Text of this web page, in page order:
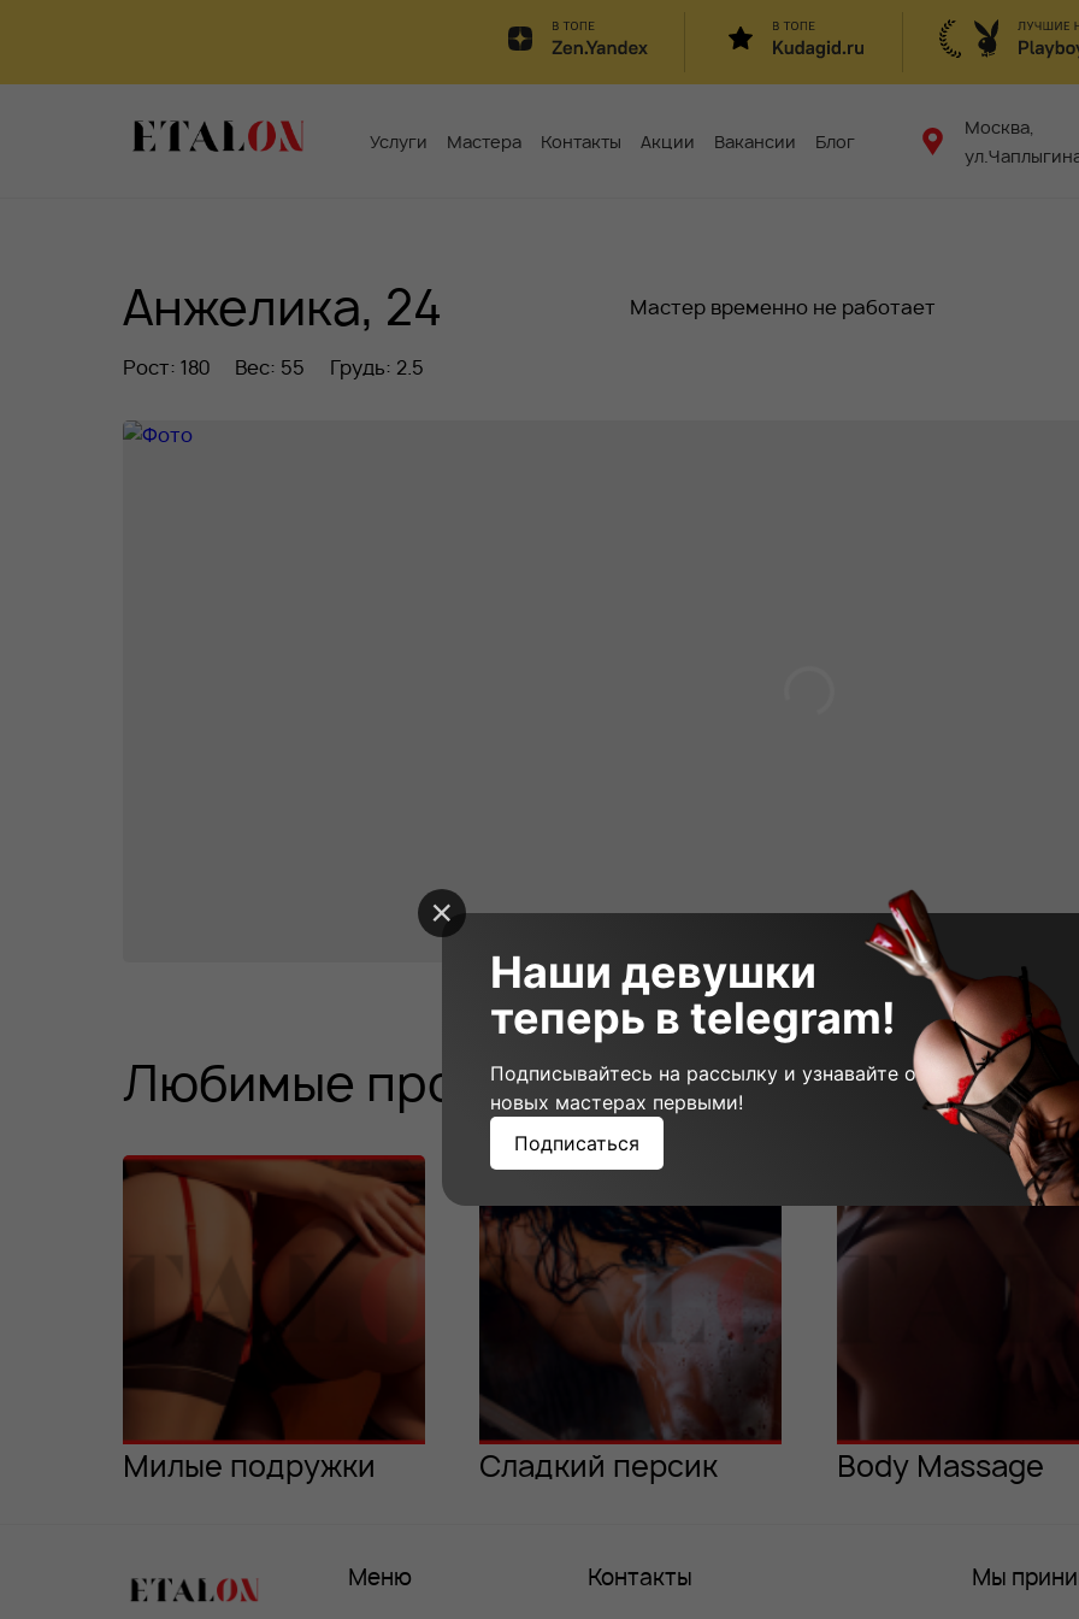
Услуги Мастера Контакты Акции Вакансии Блог
Москва,
Анжелика, 24 Мастер временно не работает
Рост: 180 Вес: 55 Грудь: 2.5
Любимые программы мастера:
Милые подружки
10 000₽
Сладкий персик
19 000₽
Body Massage
5 500₽ 60
Меню Контакты Мы
Наши девушки
теперь в telegram!
Подписывайтесь на рассылку и узнавайте о
новых мастерах первыми!
Подписаться